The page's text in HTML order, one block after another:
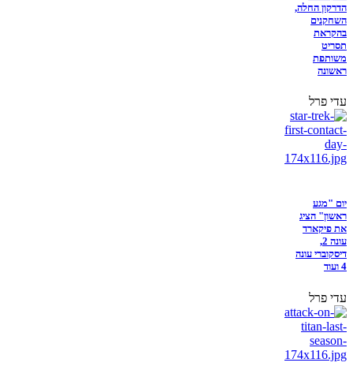
הדרקון החלה,
השחקנים
בהקראת
תסריט
משותפת
ראשונה
עדי פרל
יום "מגע
ראשון" הציג
את פיקארד
עונה 2,
דיסקוברי עונה
4 ועוד
עדי פרל